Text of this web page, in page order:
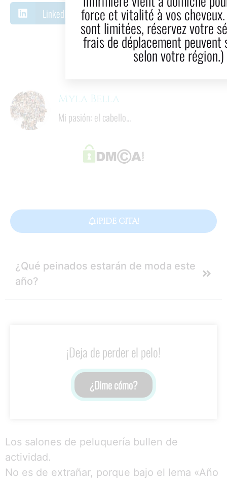
LinkedIn
Correo electrónico
Tiempo de lectura
7
  minutos
Myla Bella
Mi pasión: el cabello...
¡PIDE CITA!
¿Qué peinados estarán de moda este
año?
¡Deja de perder el pelo!
¿Dime cómo?
Los salones de peluquería bullen de
actividad.
No es de extrañar, porque bajo el lema «Año
force et vitalité à vos cheveux. Les places
sont limitées, réservez votre séance. (Des
frais de déplacement peuvent s'appliquer
selon votre région.)